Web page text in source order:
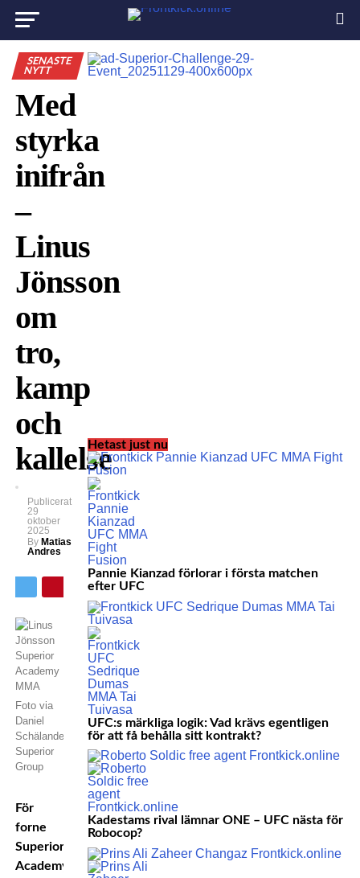
SENASTE
NYTT
Med
styrka
inifrån
–
Linus
Jönsson
om
tro,
kamp
och
kallelse
Publicerat
29
oktober
2025
By Matias
Andres
Foto via
Daniel
Schälander,
Superior
Group
För
forne
Superior
Academy-
Hetast just nu
Pannie Kianzad förlorar i första matchen
efter UFC
UFC:s märkliga logik: Vad krävs egentligen
för att få behålla sitt kontrakt?
Kadestams rival lämnar ONE – UFC nästa för
Robocop?